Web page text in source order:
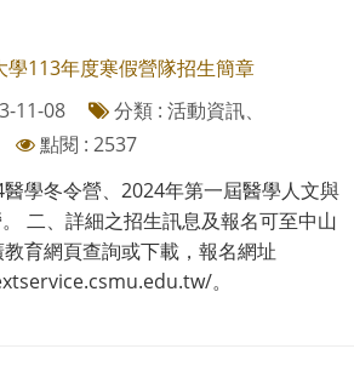
學113年度寒假營隊招生簡章
11-08
分類 : 活動資訊、
點閱 : 2537
學冬令營、2024年第一屆醫學人文與
二、詳細之招生訊息及報名可至中山
育網頁查詢或下載，報名網址
。